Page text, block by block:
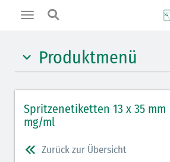
Toggle
Produktmenü
Benzodiazepine (orange)
Benzodiazepin-Antagonisten
Muskelrelaxantien (weiß-rot): DIVI seit
Spritzenetiketten 13 x 35 mm
mg/ml
Zurück zur Übersicht